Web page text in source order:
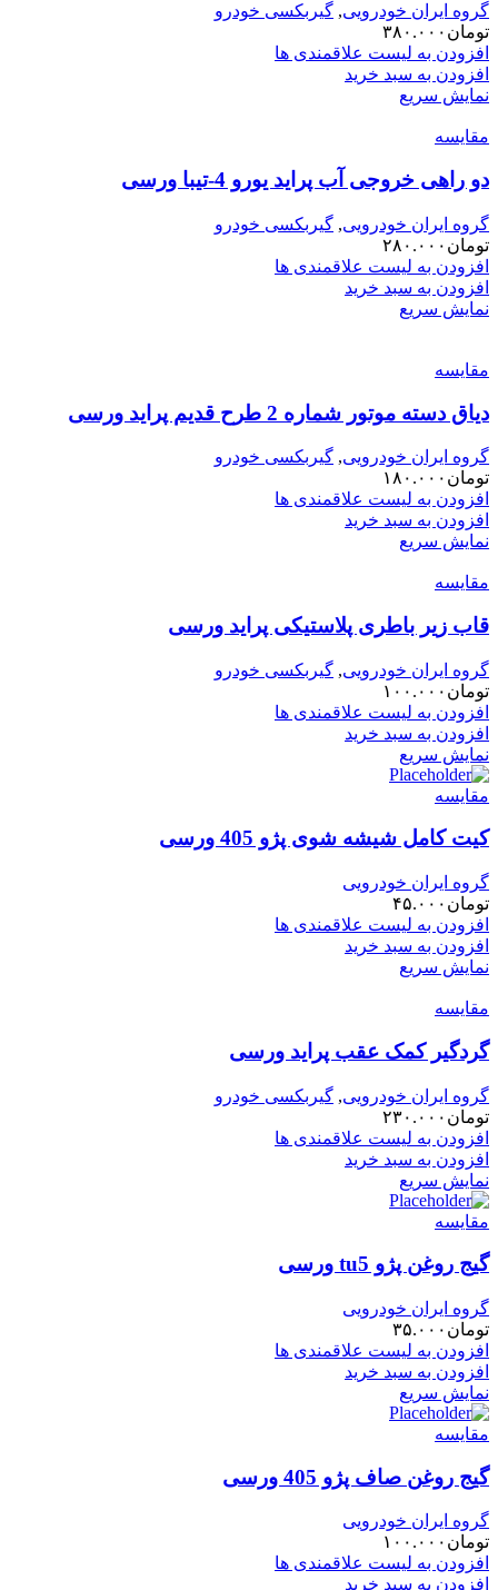
گروه ایران خودرویی, گیربکسی خودرو
تومان ۳۸۰.۰۰۰
افزودن به لیست علاقمندی ها
افزودن به سبد خرید
نمایش سریع
مقایسه
دو راهی خروجی آب پراید یورو 4-تیبا ورسی
گروه ایران خودرویی, گیربکسی خودرو
تومان ۲۸۰.۰۰۰
افزودن به لیست علاقمندی ها
افزودن به سبد خرید
نمایش سریع
مقایسه
دیاق دسته موتور شماره 2 طرح قدیم پراید ورسی
گروه ایران خودرویی, گیربکسی خودرو
تومان ۱۸۰.۰۰۰
افزودن به لیست علاقمندی ها
افزودن به سبد خرید
نمایش سریع
مقایسه
قاب زیر باطری پلاستیکی پراید ورسی
گروه ایران خودرویی, گیربکسی خودرو
تومان ۱۰۰.۰۰۰
افزودن به لیست علاقمندی ها
افزودن به سبد خرید
نمایش سریع
مقایسه
کیت کامل شیشه شوی پژو 405 ورسی
گروه ایران خودرویی
تومان ۴۵.۰۰۰
افزودن به لیست علاقمندی ها
افزودن به سبد خرید
نمایش سریع
مقایسه
گردگیر کمک عقب پراید ورسی
گروه ایران خودرویی, گیربکسی خودرو
تومان ۲۳۰.۰۰۰
افزودن به لیست علاقمندی ها
افزودن به سبد خرید
نمایش سریع
مقایسه
گیج روغن پژو tu5 ورسی
گروه ایران خودرویی
تومان ۳۵.۰۰۰
افزودن به لیست علاقمندی ها
افزودن به سبد خرید
نمایش سریع
مقایسه
گیج روغن صاف پژو 405 ورسی
گروه ایران خودرویی
تومان ۱۰۰.۰۰۰
افزودن به لیست علاقمندی ها
افزودن به سبد خرید